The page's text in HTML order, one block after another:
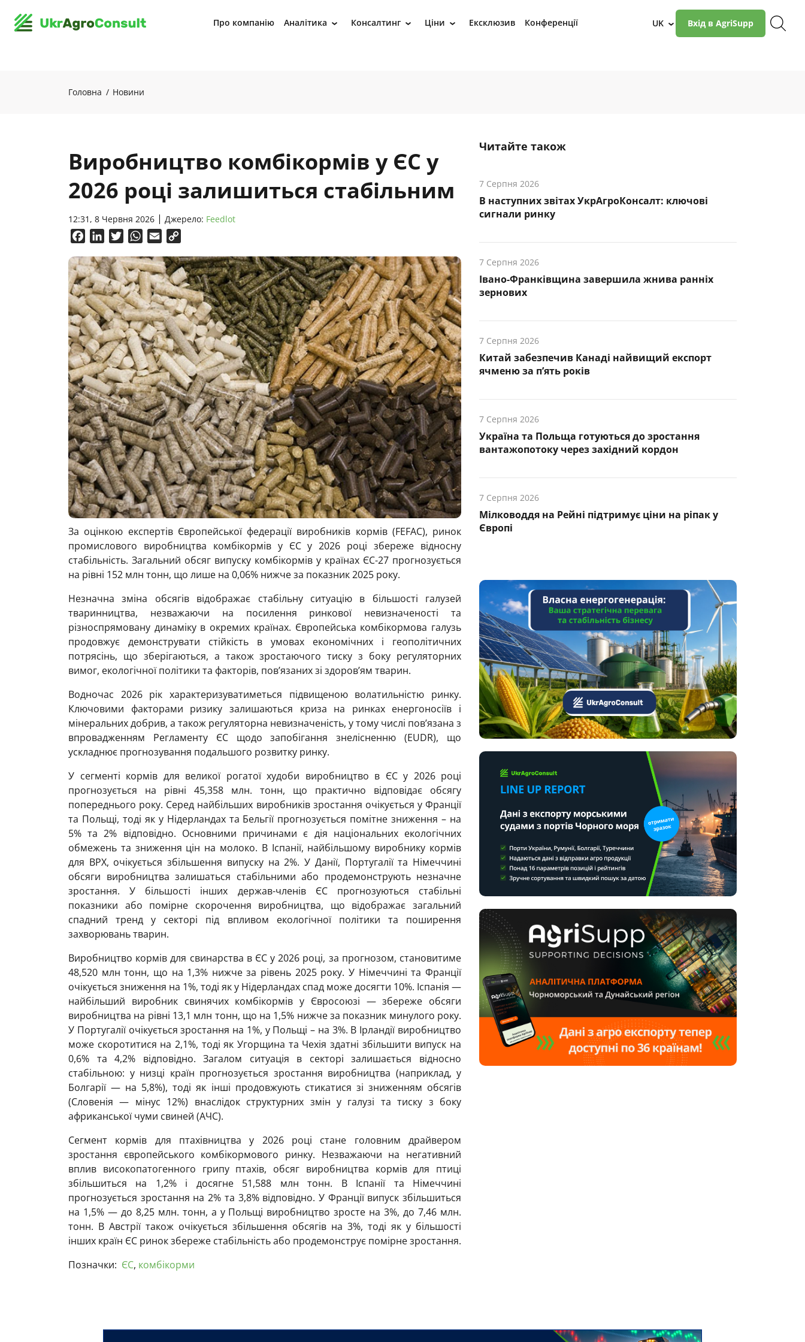
Про компанію Аналітика › Консалтинг › Ціни › Ексклюзив Конференції UK › Вхід в AgriSupp
Головна Новини
Виробництво комбікормів у ЄС у
2026 році залишиться стабільним
12:31, 8 Червня 2026 Джерело: Feedlot
FacebookLinkedInTwitterWhatsApp
Email
За оцінкою експертів Європейської федерації виробників кормів (FEFAC), ринок
промислового виробництва комбікормів у ЄС у 2026 році збереже відносну
стабільність. Загальний обсяг випуску комбікормів у країнах ЄС-27 прогнозується
на рівні 152 млн тонн, що лише на 0,06% нижче за показник 2025 року.
Незначна зміна обсягів відображає стабільну ситуацію в більшості галузей
тваринництва, незважаючи на посилення ринкової невизначеності та
різноспрямовану динаміку в окремих країнах. Європейська комбікормова галузь
продовжує демонструвати стійкість в умовах економічних і геополітичних
потрясінь, що зберігаються, а також зростаючого тиску з боку регуляторних
вимог, екологічної політики та факторів, пов’язаних зі здоров’ям тварин.
Водночас 2026 рік характеризуватиметься підвищеною волатильністю ринку.
Ключовими факторами ризику залишаються криза на ринках енергоносіїв і
мінеральних добрив, а також регуляторна невизначеність, у тому числі пов’язана з
впровадженням Регламенту ЄС щодо запобігання знелісненню (EUDR), що
ускладнює прогнозування подальшого розвитку ринку.
У сегменті кормів для великої рогатої худоби виробництво в ЄС у 2026 році
прогнозується на рівні 45,358 млн. тонн, що практично відповідає обсягу
попереднього року. Серед найбільших виробників зростання очікується у Франції
та Польщі, тоді як у Нідерландах та Бельгії прогнозується помітне зниження – на
5% та 2% відповідно. Основними причинами є дія національних екологічних
обмежень та зниження цін на молоко. В Іспанії, найбільшому виробнику кормів
для ВРХ, очікується збільшення випуску на 2%. У Данії, Португалії та Німеччині
обсяги виробництва залишаться стабільними або продемонструють незначне
зростання. У більшості інших держав-членів ЄС прогнозуються стабільні
показники або помірне скорочення виробництва, що відображає загальний
спадний тренд у секторі під впливом екологічної політики та поширення
захворювань тварин.
Виробництво кормів для свинарства в ЄС у 2026 році, за прогнозом, становитиме
48,520 млн тонн, що на 1,3% нижче за рівень 2025 року. У Німеччині та Франції
очікується зниження на 1%, тоді як у Нідерландах спад може досягти 10%. Іспанія —
найбільший виробник свинячих комбікормів у Євросоюзі — збереже обсяги
виробництва на рівні 13,1 млн тонн, що на 1,5% нижче за показник минулого року.
У Португалії очікується зростання на 1%, у Польщі – на 3%. В Ірландії виробництво
може скоротитися на 2,1%, тоді як Угорщина та Чехія здатні збільшити випуск на
0,6% та 4,2% відповідно. Загалом ситуація в секторі залишається відносно
стабільною: у низці країн прогнозується зростання виробництва (наприклад, у
Болгарії — на 5,8%), тоді як інші продовжують стикатися зі зниженням обсягів
(Словенія — мінус 12%) внаслідок структурних змін у галузі та тиску з боку
африканської чуми свиней (АЧС).
Сегмент кормів для птахівництва у 2026 році стане головним драйвером
зростання європейського комбікормового ринку. Незважаючи на негативний
вплив високопатогенного грипу птахів, обсяг виробництва кормів для птиці
збільшиться на 1,2% і досягне 51,588 млн тонн. В Іспанії та Німеччині
прогнозується зростання на 2% та 3,8% відповідно. У Франції випуск збільшиться
на 1,5% — до 8,25 млн. тонн, а у Польщі виробництво зросте на 3%, до 7,46 млн.
тонн. В Австрії також очікується збільшення обсягів на 3%, тоді як у більшості
інших країн ЄС ринок збереже стабільність або продемонструє помірне зростання.
Позначки: ЄС, комбікорми
Читайте також
7 Серпня 2026
В наступних звітах УкрАгроКонсалт: ключові
cигнали ринку
7 Серпня 2026
Івано-Франківщина завершила жнива ранніх
зернових
7 Серпня 2026
Китай забезпечив Канаді найвищий експорт
ячменю за п’ять років
7 Серпня 2026
Україна та Польща готуються до зростання
вантажопотоку через західний кордон
7 Серпня 2026
Мілководдя на Рейні підтримує ціни на ріпак у
Європі